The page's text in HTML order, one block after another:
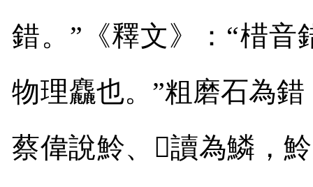
錯。”《釋文》：“棤音
物理麤也。”粗磨石為
蔡偉說魿、 𩸍讀為鱗，